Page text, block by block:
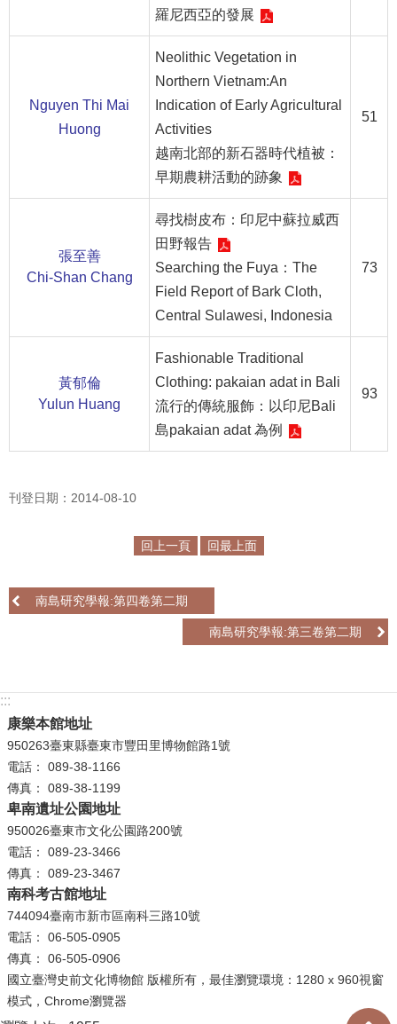
導
放
告
保
護
資
訊
全
宣
告
為
民
服
務
白
皮
書
政
羅尼西亞的發展
Nguyen Thi Mai
Huong
Neolithic Vegetation in
Northern Vietnam:An
Indication of Early Agricultural
Activities
越南北部的新石器時代植被：
早期農耕活動的跡象
51
張至善
Chi-Shan Chang
尋找樹皮布：印尼中蘇拉威西
田野報告
Searching the Fuya：The
Field Report of Bark Cloth,
Central Sulawesi, Indonesia
73
黃郁倫
Yulun Huang
Fashionable Traditional
Clothing: pakaian adat in Bali
流行的傳統服飾：以印尼Bali
島pakaian adat 為例
93
刊登日期：2014-08-10
回上一頁 回最上面
南島研究學報:第四卷第二期
南島研究學報:第三卷第二期
:::
康樂本館地址
950263臺東縣臺東市豐田里博物館路1號
電話： 089-38-1166
傳真： 089-38-1199
卑南遺址公園地址
950026臺東市文化公園路200號
電話： 089-23-3466
傳真： 089-23-3467
南科考古館地址
744094臺南市新市區南科三路10號
電話： 06-505-0905
傳真： 06-505-0906
國立臺灣史前文化博物館 版權所有，最佳瀏覽環境：1280 x 960視窗
模式，Chrome瀏覽器